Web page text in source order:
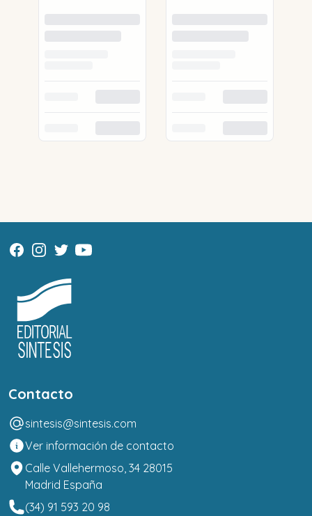
Contacto
sintesis@sintesis.com
Ver información de contacto
Calle Vallehermoso, 34 28015
Madrid España
(34) 91 593 20 98